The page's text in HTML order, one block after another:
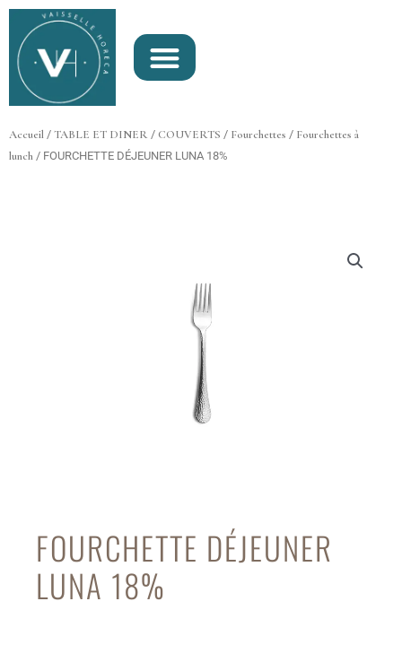
Aller
contenu
Accueil / TABLE ET DINER / COUVERTS / Fourchettes / Fourchettes à
lunch / FOURCHETTE DÉJEUNER LUNA 18%
FOURCHETTE DÉJEUNER
LUNA 18%